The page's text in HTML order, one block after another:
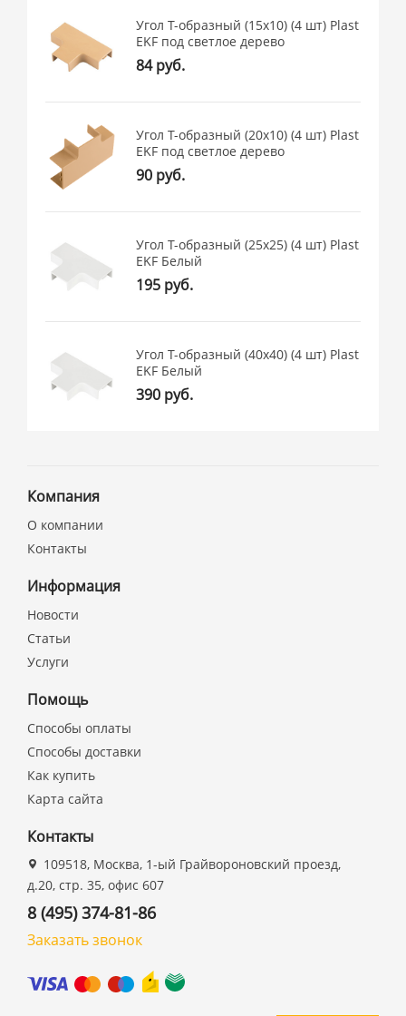
Угол T-образный (15х10) (4 шт) Plast
EKF под светлое дерево
84 руб.
Угол T-образный (20х10) (4 шт) Plast
EKF под светлое дерево
90 руб.
Угол T-образный (25х25) (4 шт) Plast
EKF Белый
195 руб.
Угол T-образный (40х40) (4 шт) Plast
EKF Белый
390 руб.
Компания
О компании
Контакты
Информация
Новости
Статьи
Услуги
Помощь
Способы оплаты
Способы доставки
Как купить
Карта сайта
Контакты
109518, Москва, 1-ый Грайвороновский проезд,
д.20, стр. 35, офис 607
8 (495) 374-81-86
Заказать звонок